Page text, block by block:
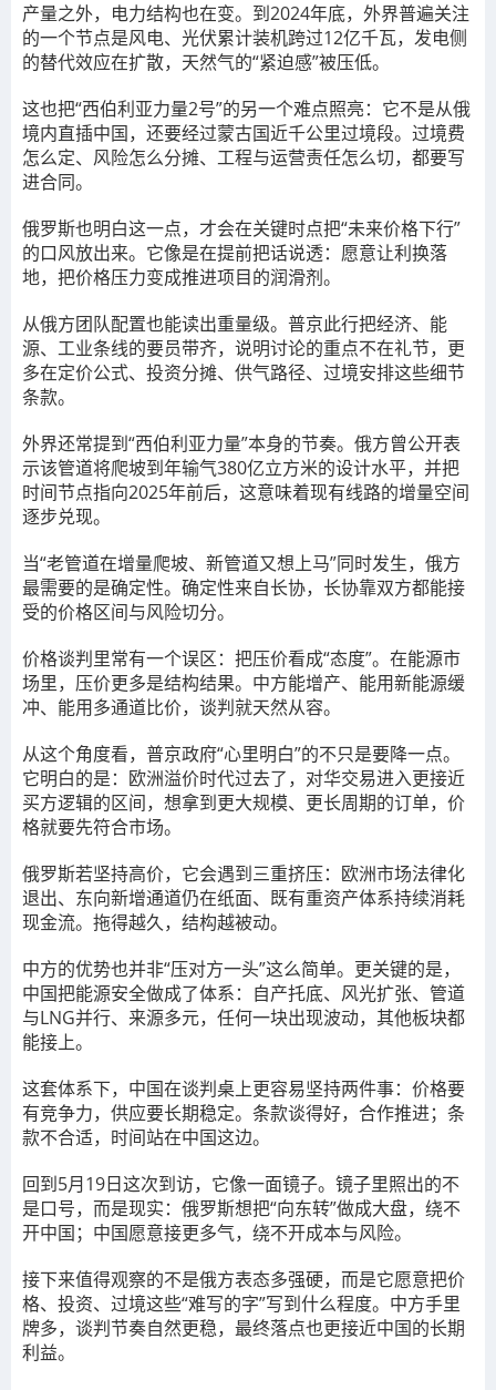
产量之外，电力结构也在变。到2024年底，外界普遍关注
的一个节点是风电、光伏累计装机跨过12亿千瓦，发电侧
的替代效应在扩散，天然气的“紧迫感”被压低。
这也把“西伯利亚力量2号”的另一个难点照亮：它不是从俄
境内直插中国，还要经过蒙古国近千公里过境段。过境费
怎么定、风险怎么分摊、工程与运营责任怎么切，都要写
进合同。
俄罗斯也明白这一点，才会在关键时点把“未来价格下行”
的口风放出来。它像是在提前把话说透：愿意让利换落
地，把价格压力变成推进项目的润滑剂。
从俄方团队配置也能读出重量级。普京此行把经济、能
源、工业条线的要员带齐，说明讨论的重点不在礼节，更
多在定价公式、投资分摊、供气路径、过境安排这些细节
条款。
外界还常提到“西伯利亚力量”本身的节奏。俄方曾公开表
示该管道将爬坡到年输气380亿立方米的设计水平，并把
时间节点指向2025年前后，这意味着现有线路的增量空间
逐步兑现。
当“老管道在增量爬坡、新管道又想上马”同时发生，俄方
最需要的是确定性。确定性来自长协，长协靠双方都能接
受的价格区间与风险切分。
价格谈判里常有一个误区：把压价看成“态度”。在能源市
场里，压价更多是结构结果。中方能增产、能用新能源缓
冲、能用多通道比价，谈判就天然从容。
从这个角度看，普京政府“心里明白”的不只是要降一点。
它明白的是：欧洲溢价时代过去了，对华交易进入更接近
买方逻辑的区间，想拿到更大规模、更长周期的订单，价
格就要先符合市场。
俄罗斯若坚持高价，它会遇到三重挤压：欧洲市场法律化
退出、东向新增通道仍在纸面、既有重资产体系持续消耗
现金流。拖得越久，结构越被动。
中方的优势也并非“压对方一头”这么简单。更关键的是，
中国把能源安全做成了体系：自产托底、风光扩张、管道
与LNG并行、来源多元，任何一块出现波动，其他板块都
能接上。
这套体系下，中国在谈判桌上更容易坚持两件事：价格要
有竞争力，供应要长期稳定。条款谈得好，合作推进；条
款不合适，时间站在中国这边。
回到5月19日这次到访，它像一面镜子。镜子里照出的不
是口号，而是现实：俄罗斯想把“向东转”做成大盘，绕不
开中国；中国愿意接更多气，绕不开成本与风险。
接下来值得观察的不是俄方表态多强硬，而是它愿意把价
格、投资、过境这些“难写的字”写到什么程度。中方手里
牌多，谈判节奏自然更稳，最终落点也更接近中国的长期
利益。